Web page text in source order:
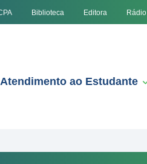
Biblioteca Editora Rádio
Atendimento ao Estudante